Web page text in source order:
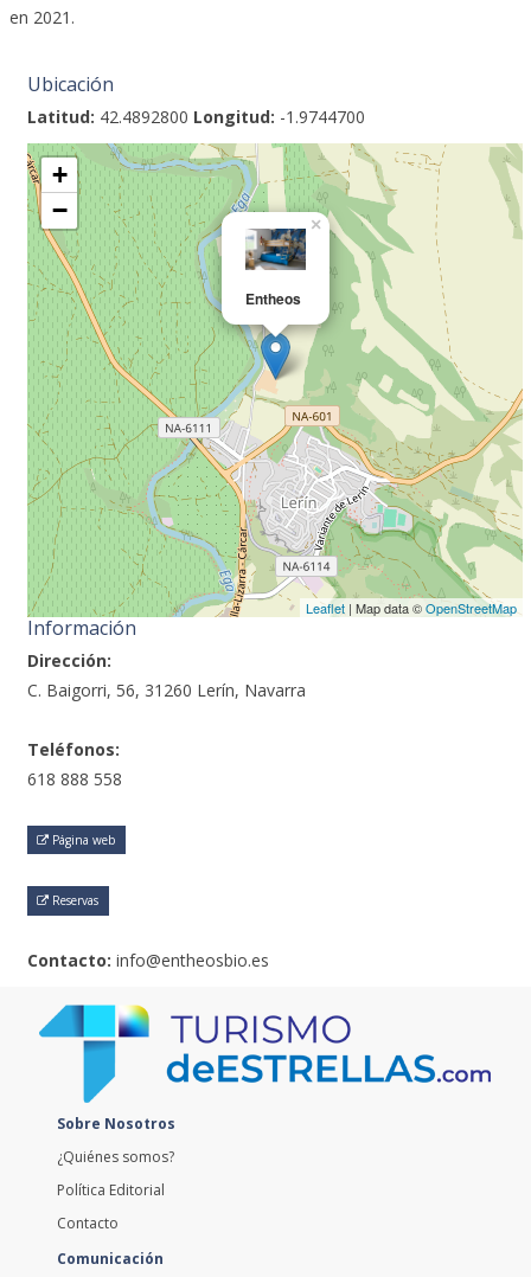
en 2021.
Ubicación
Latitud: 42.4892800 Longitud: -1.9744700
Entheos
×
+
−
Leaflet| Map data ©OpenStreetMap
Información
Dirección:
C. Baigorri, 56, 31260 Lerín, Navarra
Teléfonos:
618 888 558
Página web
Reservas
Contacto: info@entheosbio.es
Sobre Nosotros
¿Quiénes somos?
Política Editorial
Contacto
Comunicación